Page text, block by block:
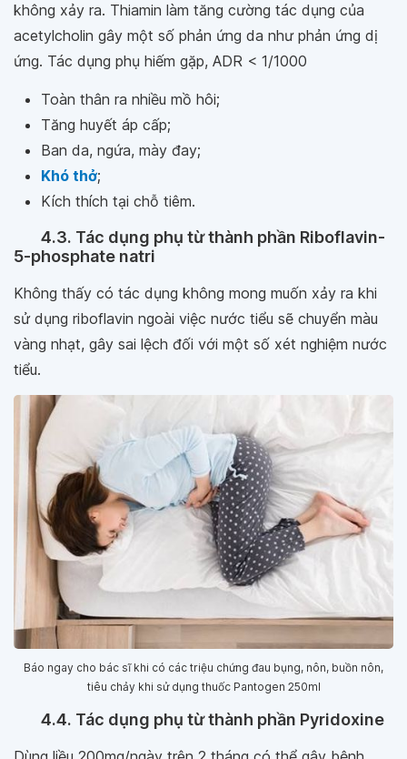
không xảy ra. Thiamin làm tăng cường tác dụng của
acetylcholin gây một số phản ứng da như phản ứng dị
ứng. Tác dụng phụ hiếm gặp, ADR < 1/1000
Toàn thân ra nhiều mồ hôi;
Tăng huyết áp cấp;
Ban da, ngứa, mày đay;
Khó thở;
Kích thích tại chỗ tiêm.
4.3. Tác dụng phụ từ thành phần Riboflavin-
5-phosphate natri
Không thấy có tác dụng không mong muốn xảy ra khi
sử dụng riboflavin ngoài việc nước tiểu sẽ chuyển màu
vàng nhạt, gây sai lệch đối với một số xét nghiệm nước
tiểu.
Báo ngay cho bác sĩ khi có các triệu chứng đau bụng, nôn, buồn nôn,
tiêu chảy khi sử dụng thuốc Pantogen 250ml
4.4. Tác dụng phụ từ thành phần Pyridoxine